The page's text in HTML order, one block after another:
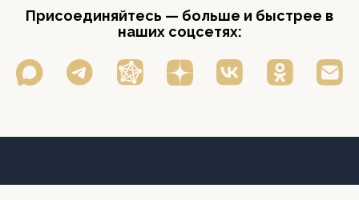
Присоединяйтесь — больше и быстрее в
наших соцсетях: